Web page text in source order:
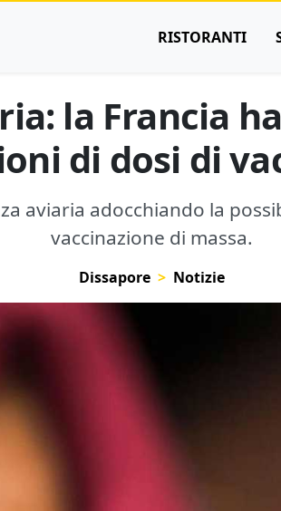
RISTORANTI
la Francia
di dosi di
aviaria adocchiando la
vaccinazione di massa.
Dissapore Notizie